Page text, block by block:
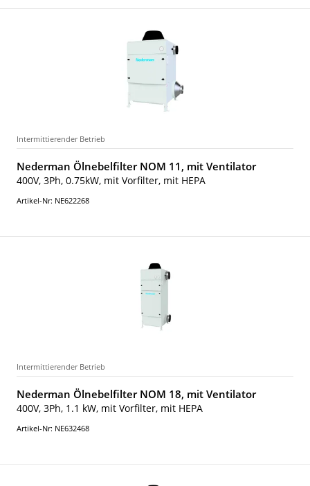
Intermittierender Betrieb
Nederman Ölnebelfilter NOM 11, mit Ventilator
400V, 3Ph, 0.75kW, mit Vorfilter, mit HEPA
Artikel-Nr: NE622268
Intermittierender Betrieb
Nederman Ölnebelfilter NOM 18, mit Ventilator
400V, 3Ph, 1.1 kW, mit Vorfilter, mit HEPA
Artikel-Nr: NE632468